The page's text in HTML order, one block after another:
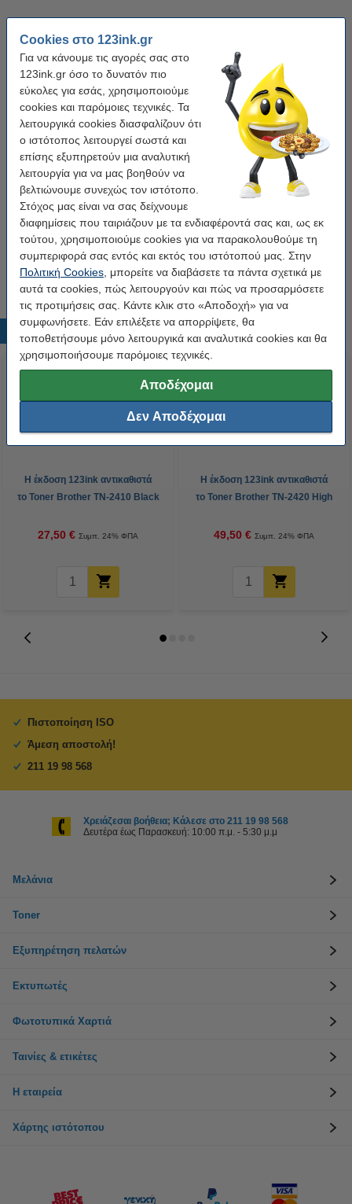
Cookies στο 123ink.gr
Για να κάνουμε τις αγορές σας στο
123ink.gr όσο το δυνατόν πιο
εύκολες για εσάς, χρησιμοποιούμε
cookies και παρόμοιες τεχνικές. Τα
λειτουργικά cookies διασφαλίζουν ότι
ο ιστότοπος λειτουργεί σωστά και
επίσης εξυπηρετούν μια αναλυτική
λειτουργία για να μας βοηθούν να
βελτιώνουμε συνεχώς τον ιστότοπο.
Στόχος μας είναι να σας δείχνουμε
διαφημίσεις που ταιριάζουν με τα ενδιαφέροντά σας και, ως εκ
τούτου, χρησιμοποιούμε cookies για να παρακολουθούμε τη
συμπεριφορά σας εντός και εκτός του ιστότοπού μας. Στην
Πολιτική Cookies , μπορείτε να διαβάσετε τα πάντα σχετικά με
αυτά τα cookies, πώς λειτουργούν και πώς να προσαρμόσετε
τις προτιμήσεις σας. Κάντε κλικ στο «Αποδοχή» για να
συμφωνήσετε. Εάν επιλέξετε να απορρίψετε, θα
τοποθετήσουμε μόνο λειτουργικά και αναλυτικά cookies και θα
χρησιμοποιήσουμε παρόμοιες τεχνικές.
Αποδέχομαι
Δεν Αποδέχομαι
Μάρκα:
Χωρητικότητα: ± 12.000 σελίδες
Χρώμα:
EAN: 8718237062617
OEM: DR-2400
Κωδικός πρ.: 051165
Τύπος: drum
Κωδικός: DR-2400
Tip
Προτίμησε το συμβατό drum της 123ink αντί για το original!
Δημοφιλή προϊόντα
Η έκδοση 123ink αντικαθιστά
το Toner Brother TN-2410 Black
27,50 € Συμπ. 24% ΦΠΑ
Η έκδοση 123ink αντικαθιστά
το Toner Brother TN-2420 High
49,50 € Συμπ. 24% ΦΠΑ
Πιστοποίηση ISO
Άμεση αποστολή!
211 19 98 568
Χρειάζεσαι βοήθεια; Κάλεσε στο 211 19 98 568
Δευτέρα έως Παρασκευή: 10:00 π.μ. - 5:30 μ.μ
Μελάνια
Toner
Εξυπηρέτηση πελατών
Εκτυπωτές
Φωτοτυπικά Χαρτιά
Ταινίες & ετικέτες
Η εταιρεία
Χάρτης ιστότοπου